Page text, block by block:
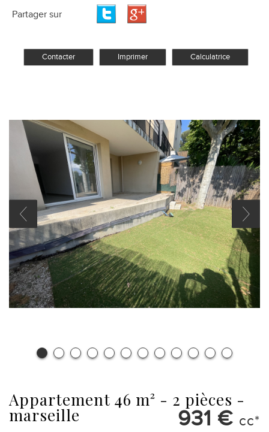
Partager sur
Contacter Imprimer Calculatrice
appartement 46 m² - 2 pièces -
marseille 931 € cc*